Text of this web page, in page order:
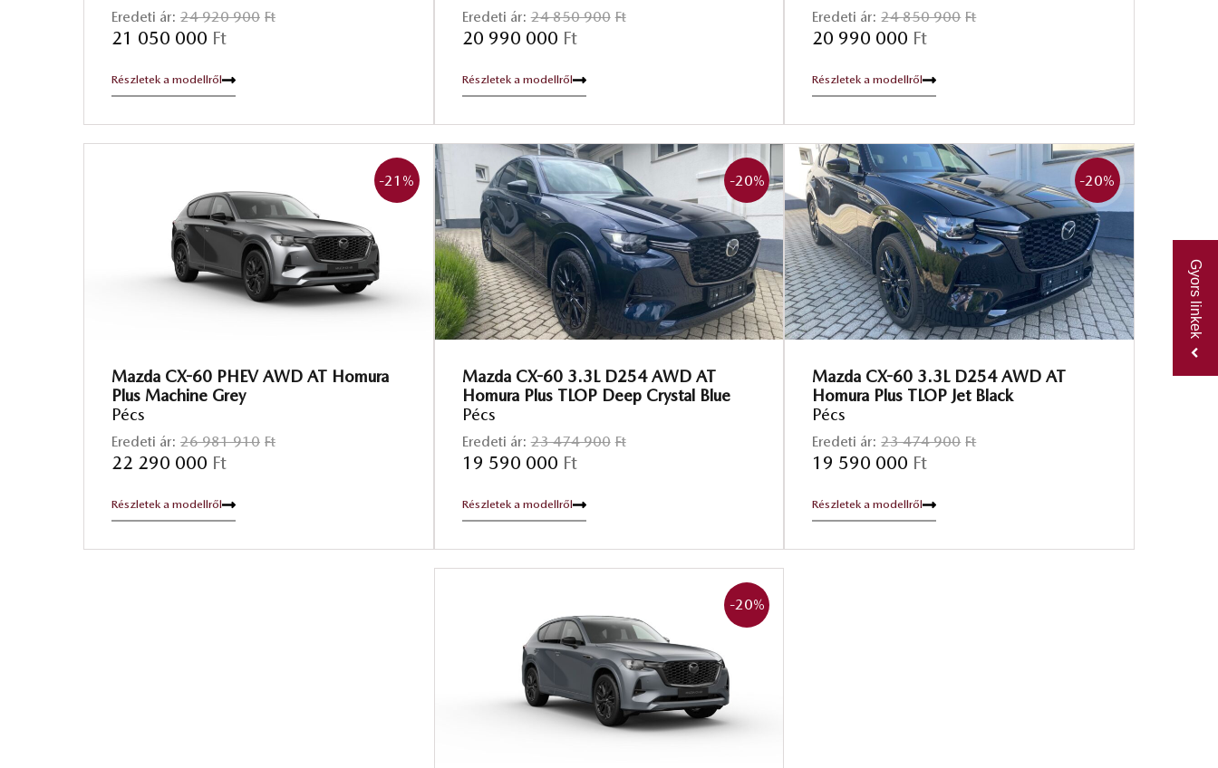
Gyors linkek
Eredeti ár: 24 920 900 Ft
21 050 000 Ft
Részletek a modellről
Eredeti ár: 24 850 900 Ft
20 990 000 Ft
Részletek a modellről
Eredeti ár: 24 850 900 Ft
20 990 000 Ft
Részletek a modellről
-21 %
Mazda CX-60 PHEV AWD AT Homura
Plus Machine Grey
Pécs
Eredeti ár: 26 981 910 Ft
22 290 000 Ft
Részletek a modellről
-20%
Mazda CX-60 3.3L D254 AWD AT
Homura Plus TLOP Deep Crystal Blue
Pécs
Eredeti ár: 23 474 900 Ft
19 590 000 Ft
Részletek a modellről
-20%
Mazda CX-60 3.3L D254 AWD AT
Homura Plus TLOP Jet Black
Pécs
Eredeti ár: 23 474 900 Ft
19 590 000 Ft
Részletek a modellről
-20%